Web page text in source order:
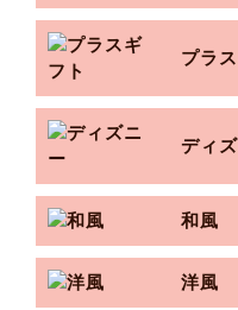
プラ
ディ
和風
洋風